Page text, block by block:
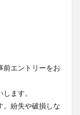
前エントリーをお
ます。
。紛失や破損しな